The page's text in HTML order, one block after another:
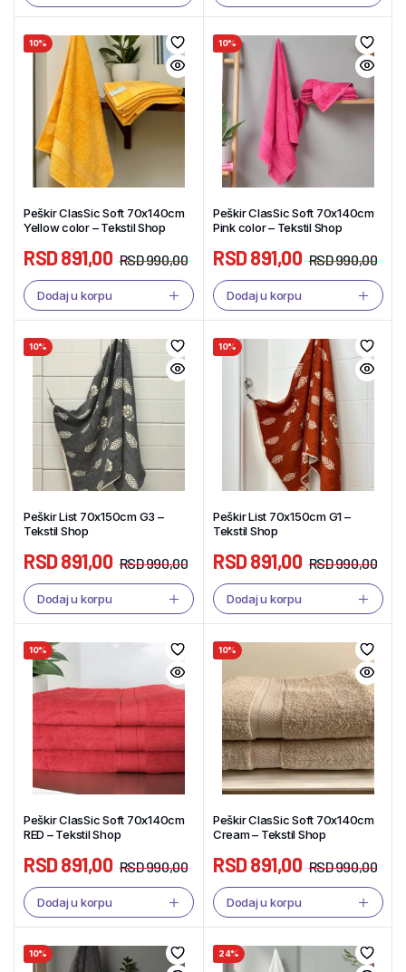
10%
Peškir ClasSic Soft 70x140cm
Yellow color – Tekstil Shop
RSD990,00
RSD891,00
Dodaj u korpu
10%
Peškir ClasSic Soft 70x140cm
Pink color – Tekstil Shop
RSD990,00
RSD891,00
Dodaj u korpu
10%
Peškir List 70x150cm G3 –
Tekstil Shop
RSD990,00
RSD891,00
Dodaj u korpu
10%
Peškir List 70x150cm G1 –
Tekstil Shop
RSD990,00
RSD891,00
Dodaj u korpu
10%
Peškir ClasSic Soft 70x140cm
RED – Tekstil Shop
RSD990,00
RSD891,00
Dodaj u korpu
10%
Peškir ClasSic Soft 70x140cm
Cream – Tekstil Shop
RSD990,00
RSD891,00
Dodaj u korpu
10% 24%